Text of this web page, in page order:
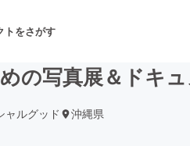
トをさがす
の写真展＆ドキ
ャルグッド 沖縄県